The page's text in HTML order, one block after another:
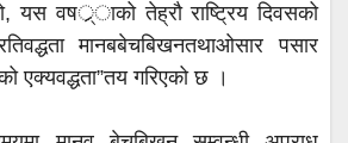
यस वषर््ाको तेह्रौ राष्ट्रिय दिवसको
मानबबेचबिखनतथाओसार पसार
एक्यवद्धता”तय गरिएको छ ।